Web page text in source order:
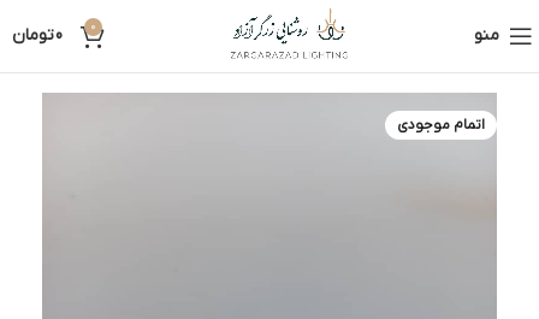
منو 0
0تومان
اتمام موجودی